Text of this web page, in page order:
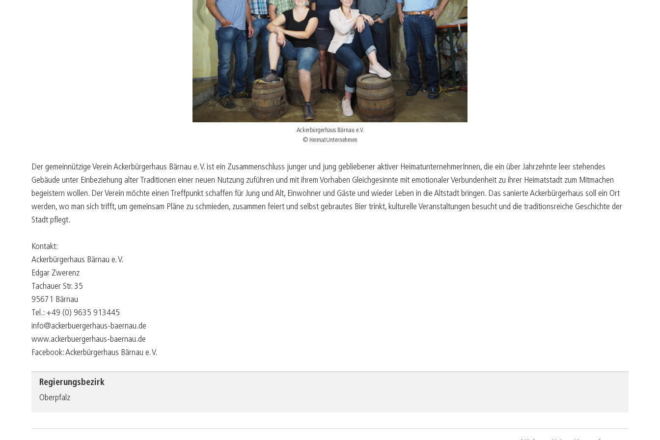
04/25 Kultur belebt
Kapital mit Seele
02/25 Entrepreneur sein
01/25 Freiraum gestalten
Ackerbürgerhaus Bärnau e.V.
© HeimatUnternehmen
Der gemeinnützige Verein Ackerbürgerhaus Bärnau e. V. ist ein Zusammenschluss junger und jung gebliebener aktiver HeimatunternehmerInnen, die ein über Jahrzehnte leer stehendes
Gebäude unter Einbeziehung alter Traditionen einer neuen Nutzung zuführen und mit ihrem Vorhaben Gleichgesinnte mit emotionaler Verbundenheit zu ihrer Heimatstadt zum Mitmachen
begeistern wollen. Der Verein möchte einen Treffpunkt schaffen für Jung und Alt, Einwohner und Gäste und wieder Leben in die Altstadt bringen. Das sanierte Ackerbürgerhaus soll ein Ort
werden, wo man sich trifft, um gemeinsam Pläne zu schmieden, zusammen feiert und selbst gebrautes Bier trinkt, kulturelle Veranstaltungen besucht und die traditionsreiche Geschichte der
Stadt pflegt.
Kontakt:
Ackerbürgerhaus Bärnau e. V.
Edgar Zwerenz
Tachauer Str. 35
95671 Bärnau
Tel.: +49 (0) 9635 913445
info@ackerbuergerhaus-baernau.de
www.ackerbuergerhaus-baernau.de
Facebook: Ackerbürgerhaus Bärnau e. V.
Regierungsbezirk
Oberpfalz